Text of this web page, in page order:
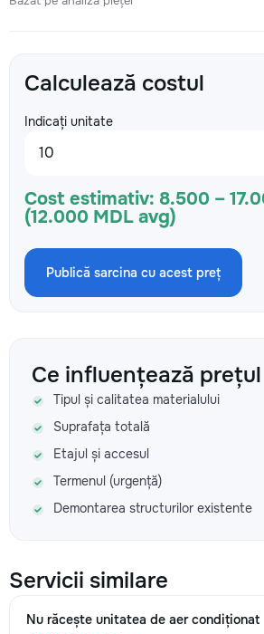
Calculează costul
Indicați unitate
Cost estimativ: 8.500 –
(12.000 MDL avg)
Publică sarcina cu acest preț
Ce influențează prețul
Tipul și calitatea materialului
Suprafața totală
Etajul și accesul
Termenul (urgență)
Demontarea structurilor existente
Servicii similare
Nu răcește unitatea de aer condiționat